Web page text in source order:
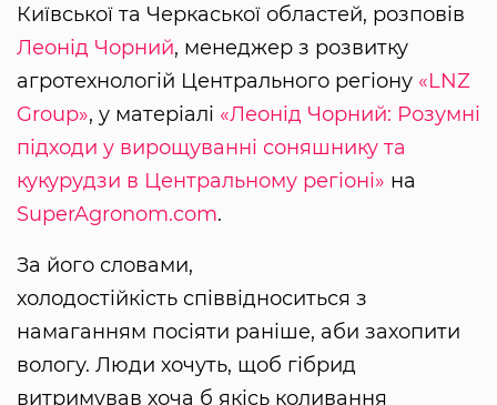
Київської та Черкаської областей, розповів
Леонід Чорний, менеджер з розвитку
агротехнологій Центрального регіону «LNZ
Group», у матеріалі «Леонід Чорний: Розумні
підходи у вирощуванні соняшнику та
кукурудзи в Центральному регіоні» на
SuperAgronom.com.
За його словами,
холодостійкість співвідноситься з
намаганням посіяти раніше, аби захопити
вологу. Люди хочуть, щоб гібрид
витримував хоча б якісь коливання